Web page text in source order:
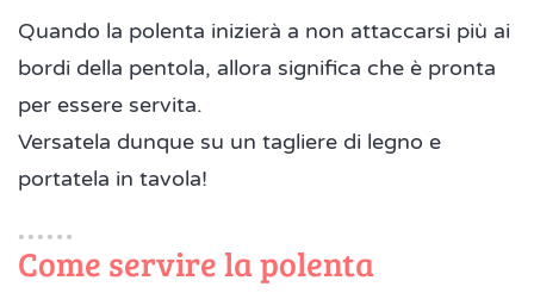
Quando la polenta inizierà a non attaccarsi più ai
bordi della pentola, allora significa che è pronta
per essere servita.
Versatela dunque su un tagliere di legno e
portatela in tavola!
Come servire la polenta